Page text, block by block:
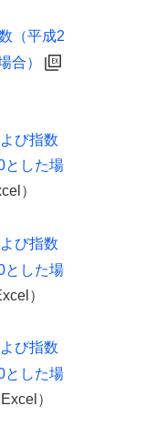
（平成2
合）
び指数
とした場
）
び指数
とした場
）
び指数
とした場
Excel）